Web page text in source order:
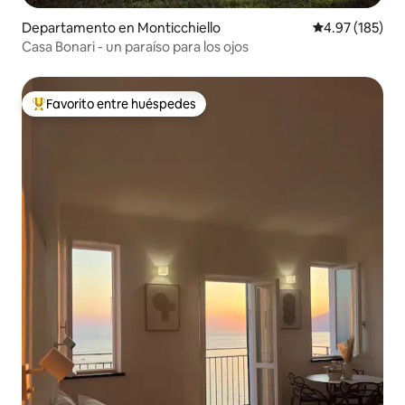
Departamento en Monticchiello Calificación
4.97 (185)
Casa Bonari - un paraíso para los ojos
De los mejores en Favorito entre huéspedes
Favorito entre huéspedes